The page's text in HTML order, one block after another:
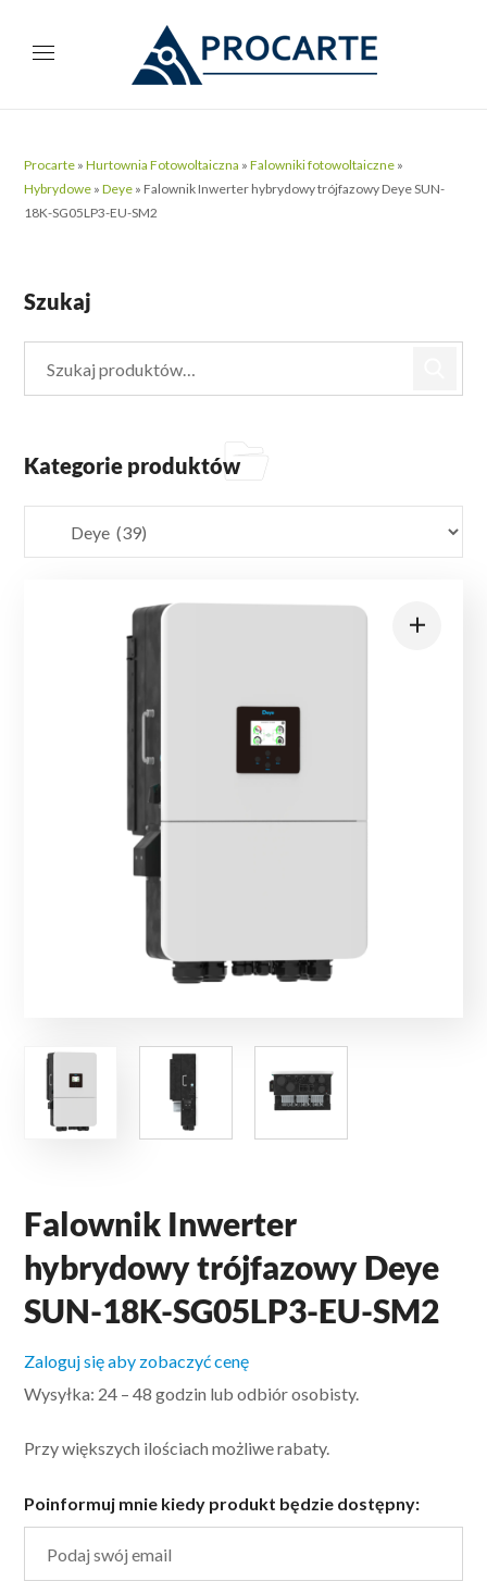
Procarte »Hurtownia Fotowoltaiczna »Falowniki fotowoltaiczne »
Hybrydowe »Deye » Falownik Inwerter hybrydowy trójfazowy Deye SUN-
18K-SG05LP3-EU-SM2
Falownik Inwerter
hybrydowy trójfazowy Deye
SUN-18K-SG05LP3-EU-SM2
Zaloguj się aby zobaczyć cenę
Wysyłka: 24 – 48 godzin lub odbiór osobisty.
Przy większych ilościach możliwe rabaty.
Poinformuj mnie kiedy produkt będzie dostępny:
Szukaj
Kategorie produktów